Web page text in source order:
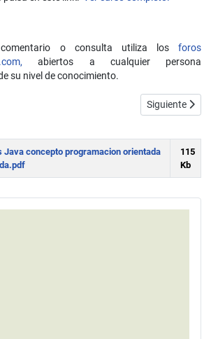
o consulta utiliza losforos
abiertos a cualquier persona
su nivel de conocimiento.
cara al seguimiento del curso para
Artículo
Siguiente
Java concepto programacion orientada
115
Kb